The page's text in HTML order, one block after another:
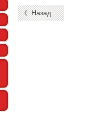
Назад